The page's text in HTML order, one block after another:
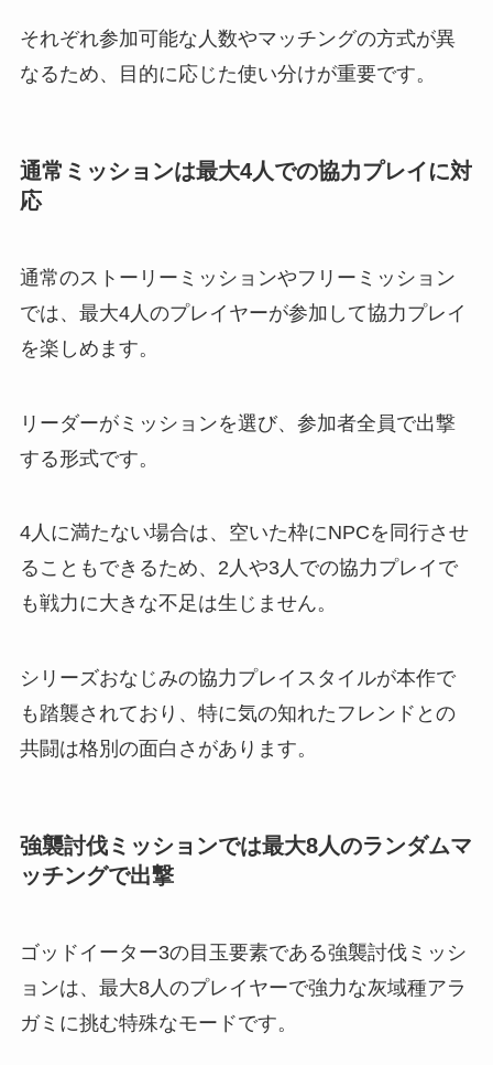
それぞれ参加可能な人数やマッチングの方式が異
なるため、目的に応じた使い分けが重要です。
通常ミッションは最大4人での協力プレイに対
応
通常のストーリーミッションやフリーミッション
では、最大4人のプレイヤーが参加して協力プレイ
を楽しめます。
リーダーがミッションを選び、参加者全員で出撃
する形式です。
4人に満たない場合は、空いた枠にNPCを同行させ
ることもできるため、2人や3人での協力プレイで
も戦力に大きな不足は生じません。
シリーズおなじみの協力プレイスタイルが本作で
も踏襲されており、特に気の知れたフレンドとの
共闘は格別の面白さがあります。
強襲討伐ミッションでは最大8人のランダムマ
ッチングで出撃
ゴッドイーター3の目玉要素である強襲討伐ミッシ
ョンは、最大8人のプレイヤーで強力な灰域種アラ
ガミに挑む特殊なモードです。